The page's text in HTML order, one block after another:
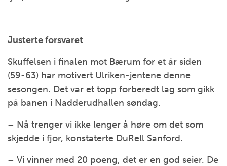
Justerte forsvaret
Skuffelsen i finalen mot Bærum for et år siden
(59-63) har motivert Ulriken-jentene denne
sesongen. Det var et topp forberedt lag som gikk
på banen i Nadderudhallen søndag.
– Nå trenger vi ikke lenger å høre om det som
skjedde i fjor, konstaterte DuRell Sanford.
– Vi vinner med 20 poeng, det er en god seier. De